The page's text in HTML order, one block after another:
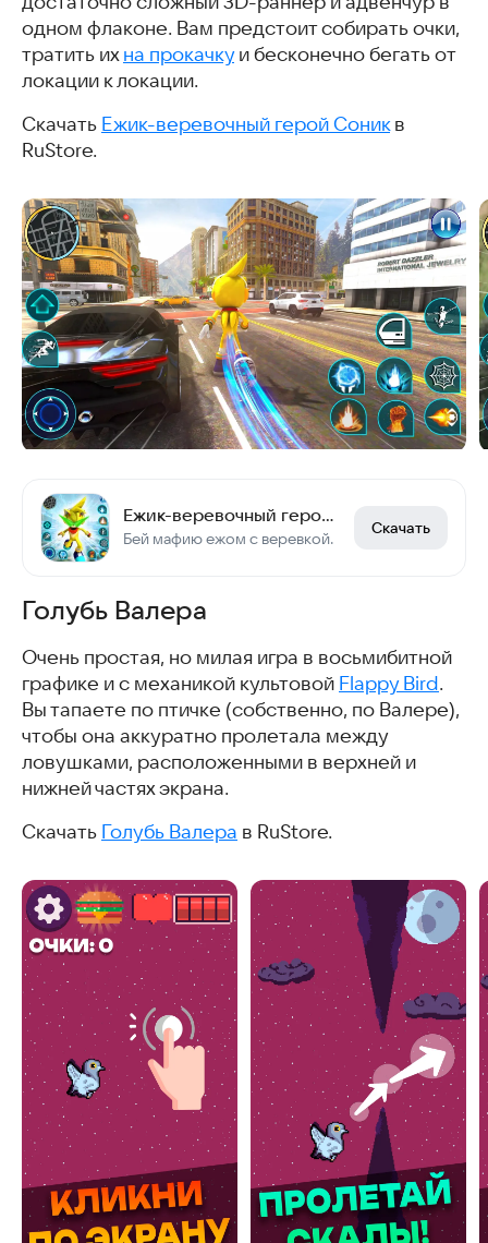
одном флаконе. Вам предстоит собирать очки,
тратить их на прокачкуи бесконечно бегать от
локации к локации.
Скачать Ежик-веревочный герой Соникв
RuStore.
Ежик-веревочный герой Соник
Бей мафию ежом с веревкой.
Скачать
Голубь Валера
Очень простая, но милая игра в восьмибитной
графике и с механикой культовой Flappy Bird.
Вы тапаете по птичке (собственно, по Валере),
чтобы она аккуратно пролетала между
ловушками, расположенными в верхней и
нижней частях экрана.
Скачать Голубь Валера в RuStore.